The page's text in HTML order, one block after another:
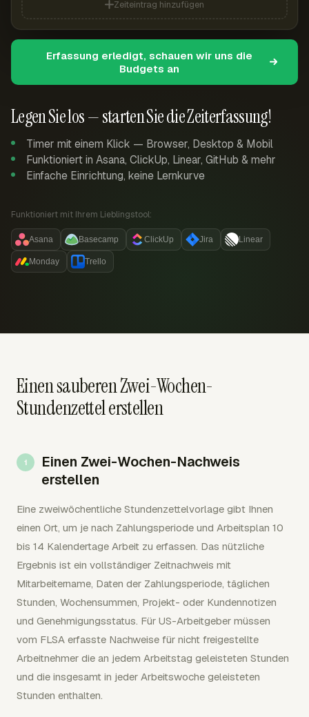
Legen Sie los — starten Sie die Zeiterfassung!
Timer mit einem Klick — Browser, Desktop & Mobil
Funktioniert in Asana, ClickUp, Linear, GitHub & mehr
Einfache Einrichtung, keine Lernkurve
Funktioniert mit Ihrem Lieblingstool:
Asana Basecamp ClickUp Jira Linear
Monday Trello
Zeiteintrag hinzufügen
Erfassung erledigt, schauen wir uns die
Budgets an
Einen sauberen Zwei-Wochen-
Stundenzettel erstellen
Einen Zwei-Wochen-Nachweis
erstellen
Eine zweiwöchentliche Stundenzettelvorlage gibt Ihnen
einen Ort, um je nach Zahlungsperiode und Arbeitsplan 10
bis 14 Kalendertage Arbeit zu erfassen. Das nützliche
Ergebnis ist ein vollständiger Zeitnachweis mit
Mitarbeitername, Daten der Zahlungsperiode, täglichen
Stunden, Wochensummen, Projekt- oder Kundennotizen
und Genehmigungsstatus. Für US-Arbeitgeber müssen
vom FLSA erfasste Nachweise für nicht freigestellte
Arbeitnehmer die an jedem Arbeitstag geleisteten Stunden
und die insgesamt in jeder Arbeitswoche geleisteten
Stunden enthalten.